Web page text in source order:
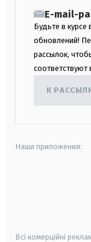
E-mail-
Будьте в курсе
обновлений!
рассылок,
соответствуют
К
Наши приложения:
Всі комерційні